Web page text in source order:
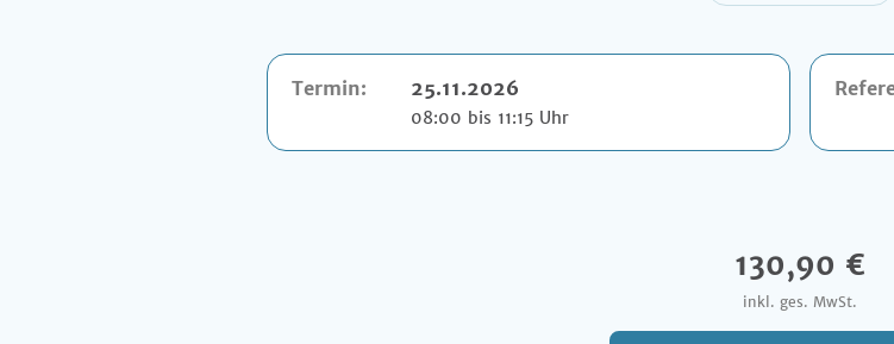
Termin: 25.11.2026
08:00 bis 11:15 Uhr
130,90 €
inkl. ges. MwSt.